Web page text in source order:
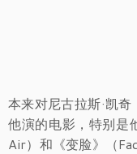
本来对尼古拉斯·凯
他演的电影，特别是
Air）和《变脸》（